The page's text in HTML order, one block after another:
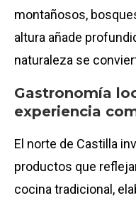
montañosos,
altura añade
naturaleza se
Gastronomía
experiencia
El norte de Castilla
productos que
cocina tradicional,